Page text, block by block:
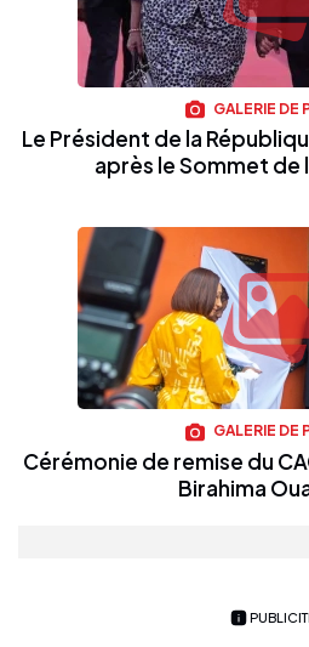
GALERIE DE
Le Président de la
après le Sommet de
GALERIE DE
Cérémonie de remise du
Birahima